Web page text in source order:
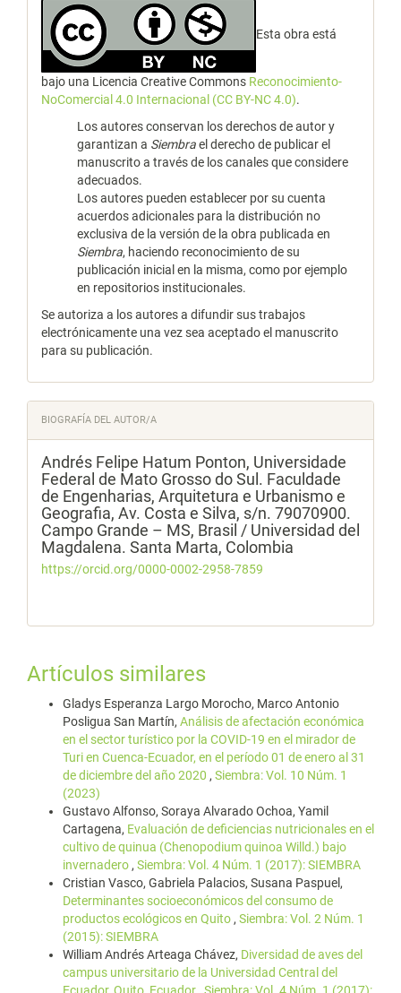
Esta obra está
bajo una Licencia Creative Commons Reconocimiento-
NoComercial 4.0 Internacional (CC BY-NC 4.0).
Los autores conservan los derechos de autor y
garantizan a Siembrael derecho de publicar el
manuscrito a través de los canales que considere
adecuados.
Los autores pueden establecer por su cuenta
acuerdos adicionales para la distribución no
exclusiva de la versión de la obra publicada en
Siembra, haciendo reconocimiento de su
publicación inicial en la misma, como por ejemplo
en repositorios institucionales.
Se autoriza a los autores a difundir sus trabajos
electrónicamente una vez sea aceptado el manuscrito
para su publicación.
BIOGRAFÍA DEL AUTOR/A
Andrés Felipe Hatum Ponton, Universidade
Federal de Mato Grosso do Sul. Faculdade
de Engenharias, Arquitetura e Urbanismo e
Geografia, Av. Costa e Silva, s/n. 79070900.
Campo Grande – MS, Brasil / Universidad del
Magdalena. Santa Marta, Colombia
https://orcid.org/0000-0002-2958-7859
Artículos similares
Gladys Esperanza Largo Morocho, Marco Antonio
Posligua San Martín, Análisis de afectación económica
en el sector turístico por la COVID-19 en el mirador de
Turi en Cuenca-Ecuador, en el período 01 de enero al 31
de diciembre del año 2020 , Siembra: Vol. 10 Núm. 1
(2023)
Gustavo Alfonso, Soraya Alvarado Ochoa, Yamil
Cartagena, Evaluación de deficiencias nutricionales en el
cultivo de quinua (Chenopodium quinoa Willd.) bajo
invernadero, Siembra: Vol. 4 Núm. 1 (2017): SIEMBRA
Cristian Vasco, Gabriela Palacios, Susana Paspuel,
Determinantes socioeconómicos del consumo de
productos ecológicos en Quito, Siembra: Vol. 2 Núm. 1
(2015): SIEMBRA
William Andrés Arteaga Chávez, Diversidad de aves del
campus universitario de la Universidad Central del